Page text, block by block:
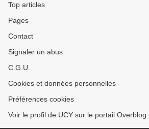
Top articles
Pages
Contact
Signaler un abus
C.G.U.
Cookies et données personnelles
Préférences cookies
Voir le profil de UCY sur le portail Overblog